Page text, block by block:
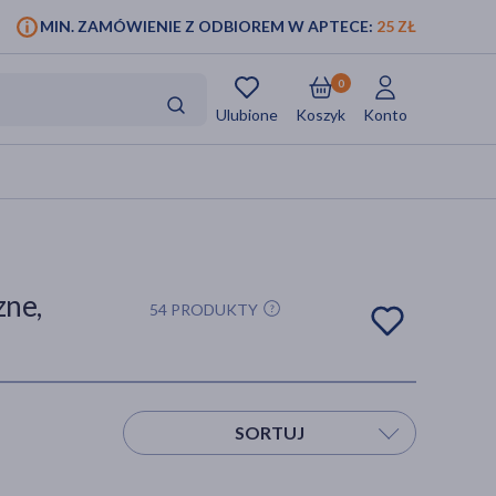
MIN. ZAMÓWIENIE Z ODBIOREM W APTECE: 25 ZŁ
Ulubione Koszyk
0
Konto
54 PRODUKTY
SORTUJ